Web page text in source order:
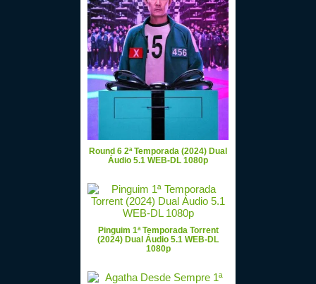
Round 6 2ª Temporada (2024) Dual
Áudio 5.1 WEB-DL 1080p
Pinguim 1ª Temporada Torrent
(2024) Dual Áudio 5.1 WEB-DL
1080p